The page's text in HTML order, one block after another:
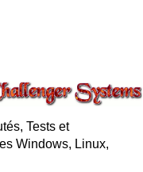
Tests et
Windows, Linux,